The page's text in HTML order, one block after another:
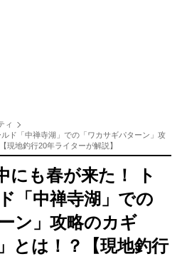
ィ
ド「中禅寺湖」での「ワカサギパターン」攻
現地釣行20年ライターが解説】
にも春が来た！ ト
「中禅寺湖」での
ン」攻略のカギ
とは！？【現地釣行